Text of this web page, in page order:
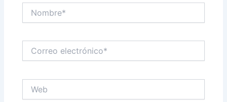
electrónico*